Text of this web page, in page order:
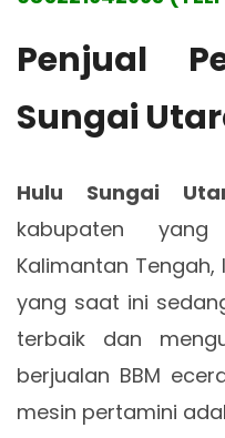
Penjual
Sungai
Hulu Sungai
kabupaten
Kalimantan Tengah,
yang saat ini
terbaik dan
berjualan BBM
mesin pertamini